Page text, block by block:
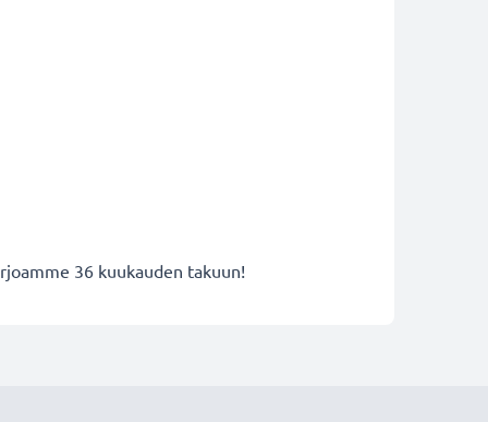
36 kuukauden takuun!